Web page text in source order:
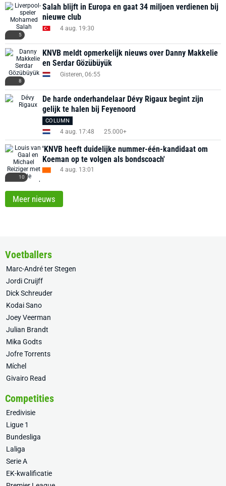
5
Salah blijft in Europa en gaat 34 miljoen verdienen bij
nieuwe club
4 aug. 19:30
8
KNVB meldt opmerkelijk nieuws over Danny Makkelie
en Serdar Gözübüyük
Gisteren, 06:55
De harde onderhandelaar Dévy Rigaux begint zijn
gelijk te halen bij Feyenoord
COLUMN
4 aug. 17:48 25.000+
10
'KNVB heeft duidelijke nummer-één-kandidaat om
Koeman op te volgen als bondscoach'
4 aug. 13:01
Meer nieuws
Voetballers
Marc-André ter Stegen
Jordi Cruijff
Dick Schreuder
Kodai Sano
Joey Veerman
Julian Brandt
Mika Godts
Jofre Torrents
Míchel
Givairo Read
Competities
Eredivisie
Ligue 1
Bundesliga
Laliga
Serie A
EK-kwalificatie